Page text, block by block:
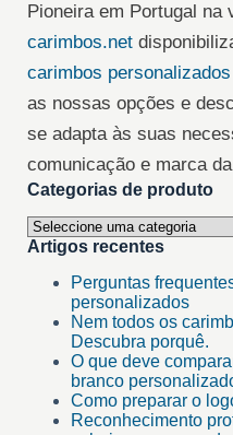
Pioneira em Portugal na
carimbos.net
carimbos personalizados
as nossas opções e
se adapta às suas
comunicação e marca
Categorias de produto
Artigos recentes
Perguntas
personalizados
Nem todos os
Descubra porquê.
O que deve
branco
Como preparar o
Reconhecimento